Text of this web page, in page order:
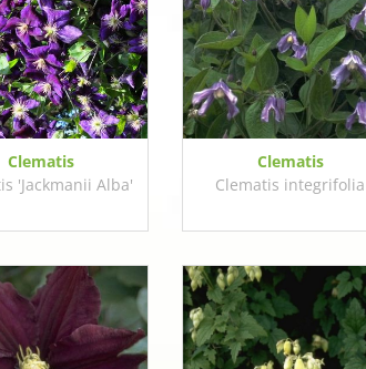
Clematis
'Jackmanii Alba'
Clematis
Clematis integrifolia